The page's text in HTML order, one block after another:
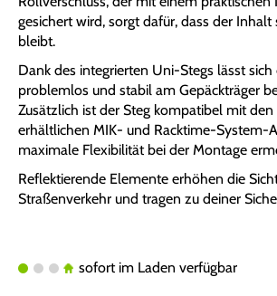
gesichert wird, sorgt dafür, dass der Inhalt
bleibt.
Dank des integrierten Uni-Stegs lässt
problemlos und stabil am Gepäckträger
Zusätzlich ist der Steg kompatibel mit den
erhältlichen MIK- und Racktime-System-
maximale Flexibilität bei der Montage
Reflektierende Elemente erhöhen die
Straßenverkehr und tragen zu deiner
sofort im Laden verfügbar